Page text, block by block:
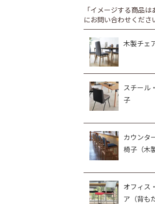
「イメージする商品
にお問い合わせくださ
木製チェ
スチール
子
カウンタ
椅子（木
オフィス
ア（背も